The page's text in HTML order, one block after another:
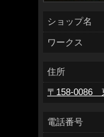
ショップ名
ワークス
住所
〒158-0086
電話番号